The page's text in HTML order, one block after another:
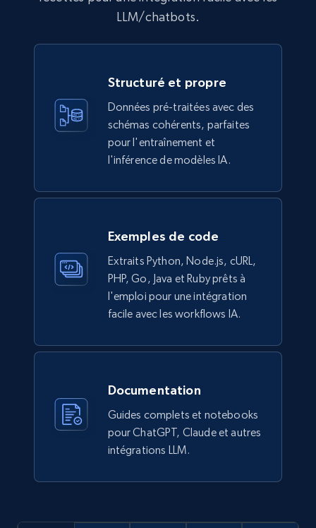
Ikea - Products
count, Main image, Category url, Category, and
eCommerce
151+ Buy Now
Seller id, URL, Catalog seller id, Seller name, Seller
display name, Seller email, Seller phone, Seller
about us, and more.
912+ 88+ Buy Now
Ozon.ru products
URL, Sku, Breadcrumbs, Name, Rating, Review
count, Description, Image, and more.
LLM/chatbots.
Structuré et propre
Données pré-traitées avec des
schémas cohérents, parfaites
pour l'entraînement et
l'inférence de modèles IA.
Exemples de code
Extraits Python, Node.js, cURL,
PHP, Go, Java et Ruby prêts à
l'emploi pour une intégration
facile avec les workflows IA.
Documentation
Guides complets et notebooks
pour ChatGPT, Claude et autres
intégrations LLM.